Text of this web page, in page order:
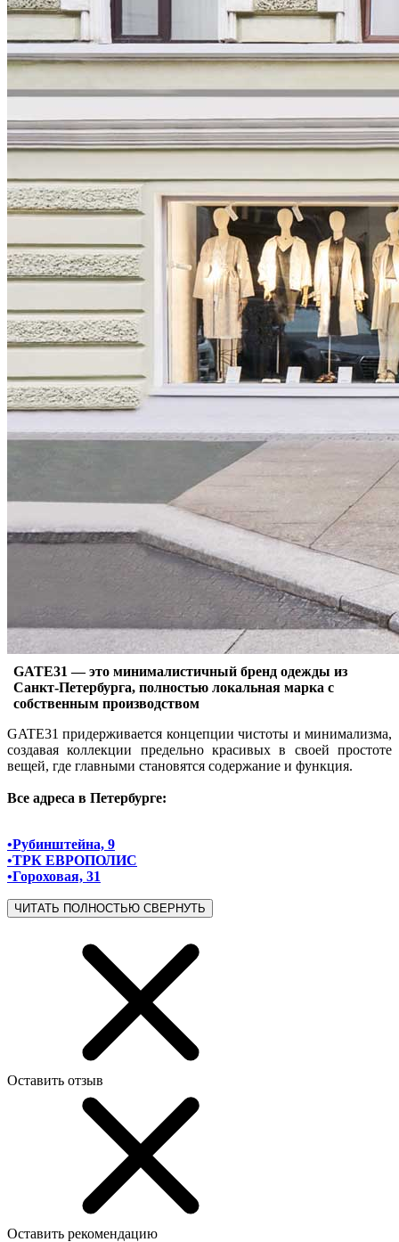
GATE31 — это минималистичный бренд одежды из
Санкт-Петербурга, полностью локальная марка с
собственным производством
GATE31 придерживается концепции чистоты и минимализма,
создавая коллекции предельно красивых в своей простоте
вещей, где главными становятся содержание и функция.
Все адреса в Петербурге:
•Рубинштейна, 9
•ТРК ЕВРОПОЛИС
•Гороховая, 31
ЧИТАТЬ ПОЛНОСТЬЮ СВЕРНУТЬ
Оставить отзыв
Оставить рекомендацию